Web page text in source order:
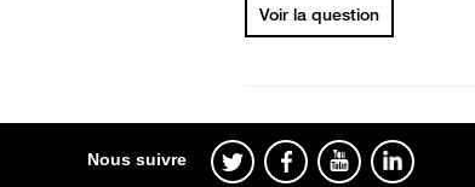
Voir la question
Nous suivre